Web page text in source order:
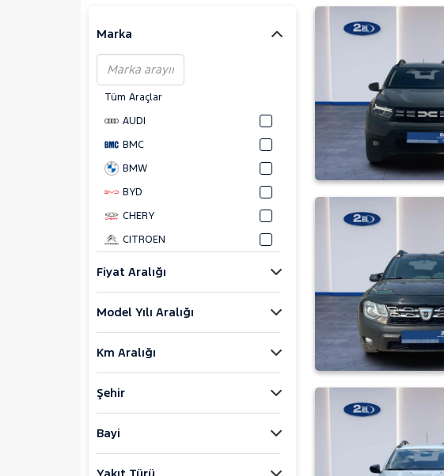
NISSAN
Marka
Tüm Araçlar
AUDI
BMC
BMW
BYD
CHERY
CITROEN
DOKKER
DUSTER
1.0 TCE ESSENTIAL
1.5 DCI 4X2 AMBIANCE
Fiyat Aralığı
Model Yılı Aralığı
Km Aralığı
Şehir
Bayi